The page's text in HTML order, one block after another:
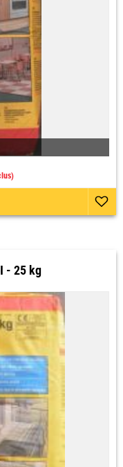
- 25 kg